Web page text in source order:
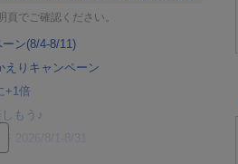
でご確認ください。
ン(8/4-8/11)
えりキャンペーン
+1倍
もう♪
2026/8/1-8/31